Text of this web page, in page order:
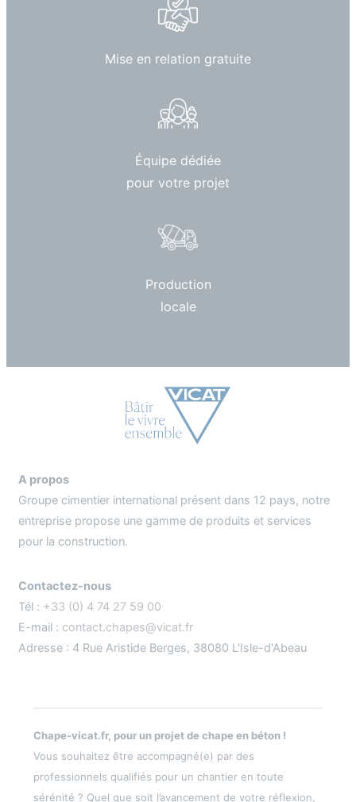
Mise en relation gratuite
Équipe dédiée
pour votre projet
Production
locale
A propos
Groupe cimentier international présent dans 12 pays, notre
entreprise propose une gamme de produits et services
pour la construction.
Contactez-nous
Tél : +33 (0) 4 74 27 59 00
E-mail : contact.chapes@vicat.fr
Adresse : 4 Rue Aristide Berges, 38080 L'Isle-d'Abeau
Chape-vicat.fr, pour un projet de chape en béton !
Vous souhaitez être accompagné(e) par des
professionnels qualifiés pour un chantier en toute
sérénité ? Quel que soit l’avancement de votre réflexion,